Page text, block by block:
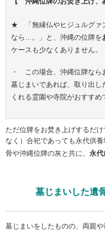
★ 「無縁仏やヒジュルグァ
なら…。」と、沖縄の位牌を
ケースも少なくありません。
・ この場合、沖縄位牌なら
墓じまいであれば、取り出し
くれる霊園や寺院がおすすめ
ただ位牌をお焚き上げするだ
なく）合祀であっても永代供
骨や沖縄位牌の灰と共に、永
墓じまいした遺
墓じまいをしたものの、両親